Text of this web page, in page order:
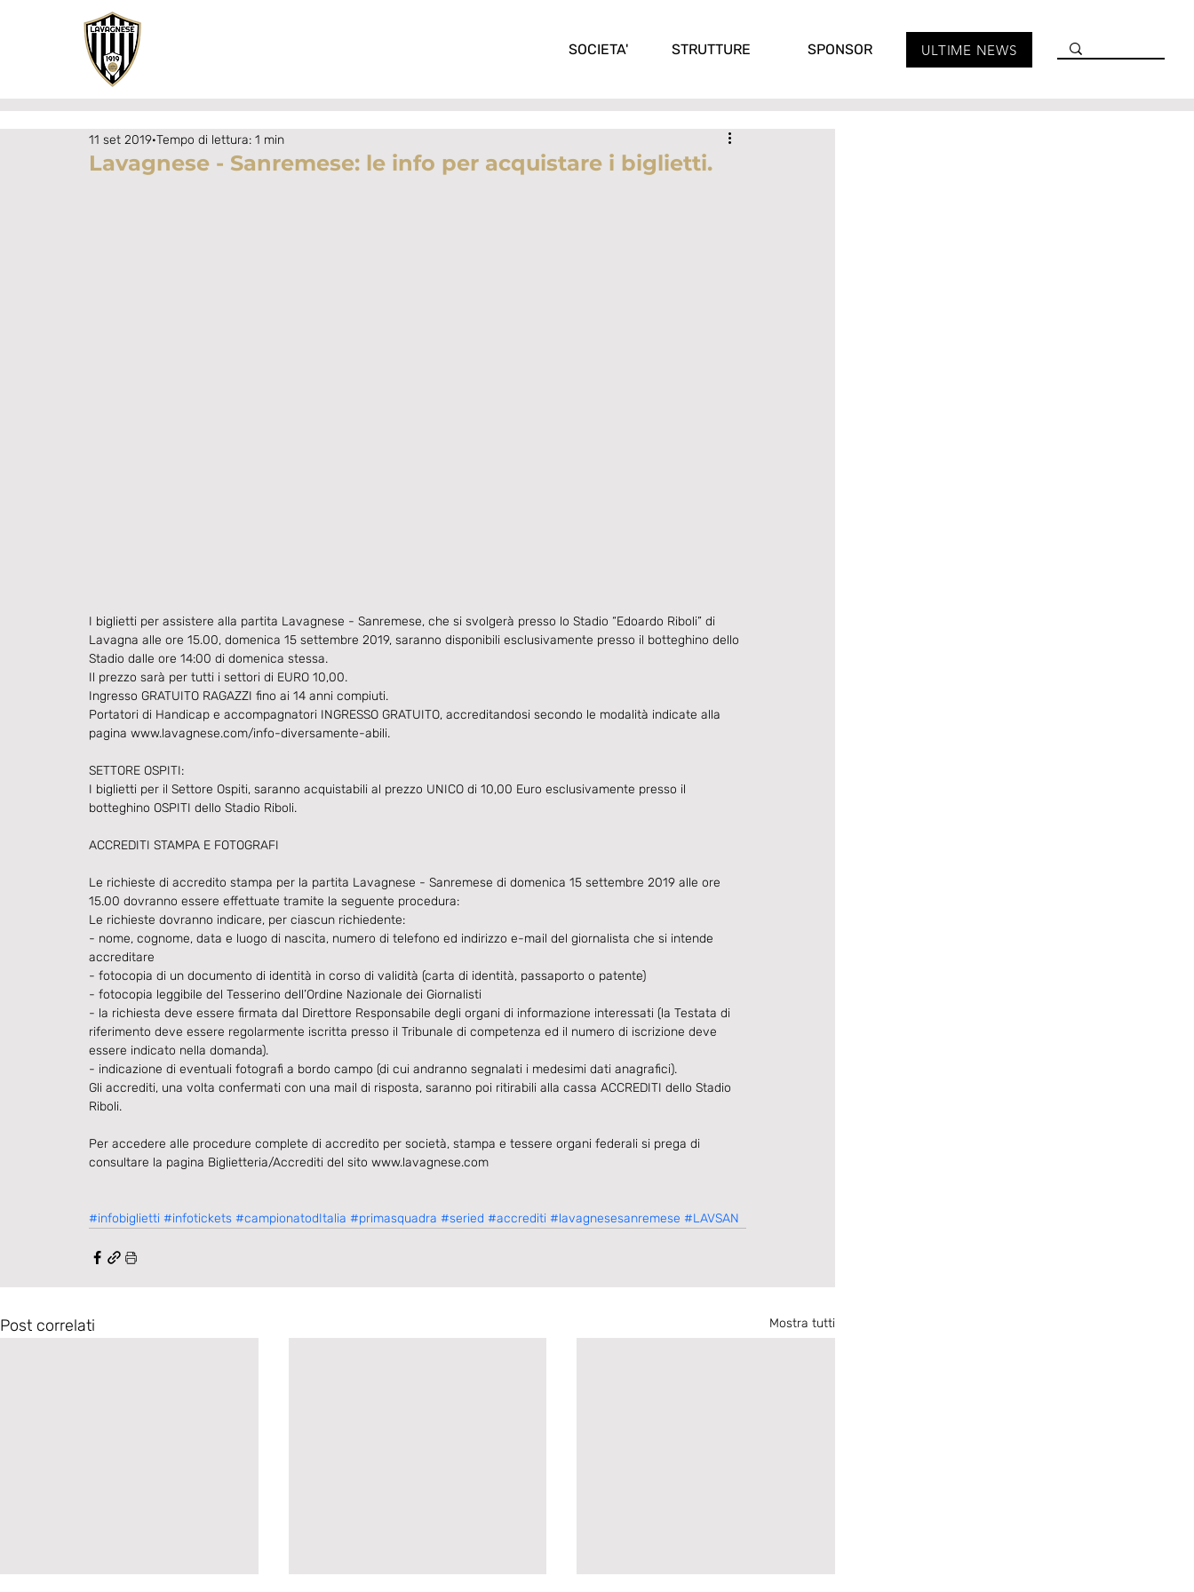
SOCIETA' STRUTTURE SPONSOR ULTIME NEWS
Lavagnese - Sanremese: le info per acquistare i biglietti.
11 set 2019 Tempo di lettura: 1 min
I biglietti per assistere alla partita Lavagnese - Sanremese, che si svolgerà presso lo Stadio “Edoardo Riboli” di
Lavagna alle ore 15.00, domenica 15 settembre 2019, saranno disponibili esclusivamente presso il botteghino dello
Stadio dalle ore 14:00 di domenica stessa.
Il prezzo sarà per tutti i settori di EURO 10,00.
Ingresso GRATUITO RAGAZZI fino ai 14 anni compiuti.
Portatori di Handicap e accompagnatori INGRESSO GRATUITO, accreditandosi secondo le modalità indicate alla
pagina www.lavagnese.com/info-diversamente-abili.
SETTORE OSPITI:
I biglietti per il Settore Ospiti, saranno acquistabili al prezzo UNICO di 10,00 Euro esclusivamente presso il
botteghino OSPITI dello Stadio Riboli.
ACCREDITI STAMPA E FOTOGRAFI
Le richieste di accredito stampa per la partita Lavagnese - Sanremese di domenica 15 settembre 2019 alle ore
15.00 dovranno essere effettuate tramite la seguente procedura:
Le richieste dovranno indicare, per ciascun richiedente:
- nome, cognome, data e luogo di nascita, numero di telefono ed indirizzo e-mail del giornalista che si intende
accreditare
- fotocopia di un documento di identità in corso di validità (carta di identità, passaporto o patente)
- fotocopia leggibile del Tesserino dell’Ordine Nazionale dei Giornalisti
- la richiesta deve essere firmata dal Direttore Responsabile degli organi di informazione interessati (la Testata di
riferimento deve essere regolarmente iscritta presso il Tribunale di competenza ed il numero di iscrizione deve
essere indicato nella domanda).
- indicazione di eventuali fotografi a bordo campo (di cui andranno segnalati i medesimi dati anagrafici).
Gli accrediti, una volta confermati con una mail di risposta, saranno poi ritirabili alla cassa ACCREDITI dello Stadio
Riboli.
Per accedere alle procedure complete di accredito per società, stampa e tessere organi federali si prega di
consultare la pagina Biglietteria/Accrediti del sito www.lavagnese.com
#infobiglietti #infotickets #campionatodItalia #primasquadra #seried #accrediti #lavagnesesanremese #LAVSAN
Post correlati Mostra tutti